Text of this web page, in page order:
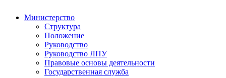
Министерство
Структура
Положение
Руководство
Руководство ЛПУ
Правовые основы деятельности
Государственная служба